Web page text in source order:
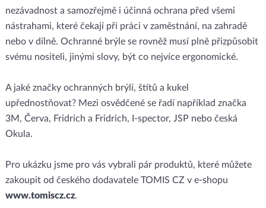
nezávadnost a samozřejmě i účinná ochrana před všemi
nástrahami, které čekají při práci v zaměstnání, na zahradě
nebo v dílně. Ochranné brýle se rovněž musí plně přizpůsobit
svému nositeli, jinými slovy, být co nejvíce ergonomické.
A jaké značky ochranných brýlí, štítů a kukel
upřednostňovat? Mezi osvědčené se řadí například značka
3M, Červa, Fridrich a Fridrich, I-spector, JSP nebo česká
Okula.
Pro ukázku jsme pro vás vybrali pár produktů, které můžete
zakoupit od českého dodavatele TOMIS CZ v e-shopu
www.tomiscz.cz.